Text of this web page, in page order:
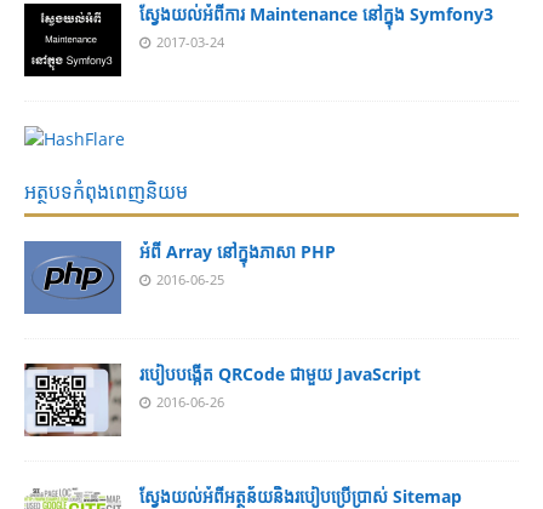
ស្វែងយល់អំពីការ Maintenance នៅក្នុង Symfony3
2017-03-24
អត្ថបទកំពុងពេញនិយម
អំពី Array នៅ​​ក្នុង​ភា​សា PHP
2016-06-25
របៀប​បង្កើត​ QRCode ជាមួយ JavaScript
2016-06-26
ស្វែង​យល់​​អំពី​អត្ថន័យ​​និង​របៀប​​ប្រើ​ប្រាស់​ Sitemap